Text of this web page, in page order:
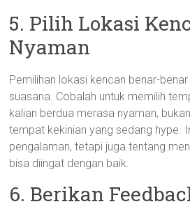
5. Pilih Lokasi
Nyaman
Pemilihan lokasi kencan benar-
suasana. Cobalah untuk memilih
kalian berdua merasa nyaman,
tempat kekinian yang sedang hype.
pengalaman, tetapi juga tentang
bisa diingat dengan baik.
6. Berikan